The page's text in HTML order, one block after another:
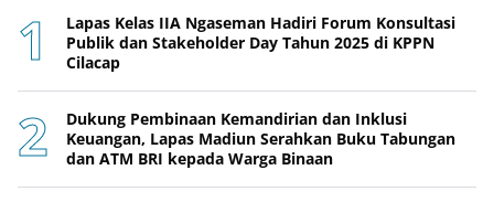
Lapas Kelas IIA Ngaseman Hadiri Forum Konsultasi
Publik dan Stakeholder Day Tahun 2025 di KPPN
Cilacap
Dukung Pembinaan Kemandirian dan Inklusi
Keuangan, Lapas Madiun Serahkan Buku Tabungan
dan ATM BRI kepada Warga Binaan